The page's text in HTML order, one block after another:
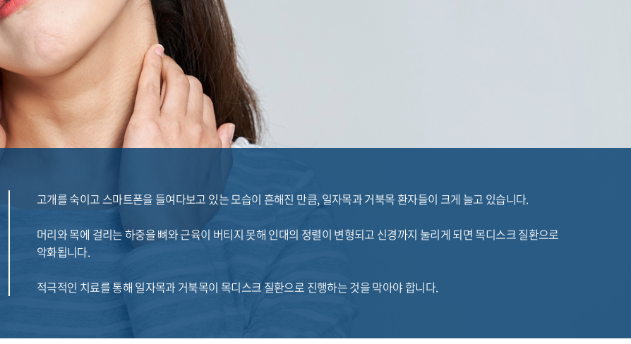
고개를 숙이고 스마트폰을 들여다보고 있는 모습이 흔해진 만큼, 일자목과 거북목 환자들이 크게 늘고 있습니다.
머리와 목에 걸리는 하중을 뼈와 근육이 버티지 못해 인대의 정렬이 변형되고 신경까지 눌리게 되면 목디스크 질환으로
악화됩니다.
적극적인 치료를 통해 일자목과 거북목이 목디스크 질환으로 진행하는 것을 막아야 합니다.